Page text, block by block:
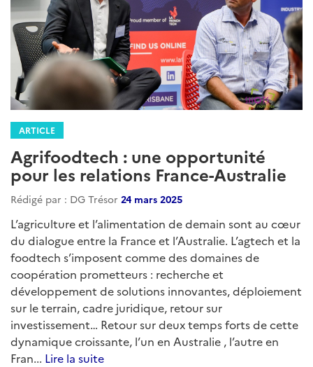
ARTICLE
Agrifoodtech : une opportunité
pour les relations France-Australie
Rédigé par : DG Trésor 24 mars 2025
L’agriculture et l’alimentation de demain sont au cœur
du dialogue entre la France et l’Australie. L’agtech et la
foodtech s’imposent comme des domaines de
coopération prometteurs : recherche et
développement de solutions innovantes, déploiement
sur le terrain, cadre juridique, retour sur
investissement… Retour sur deux temps forts de cette
dynamique croissante, l’un en Australie , l’autre en
Fran... Lire la suite